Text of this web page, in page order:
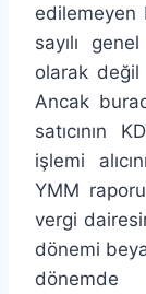
edilemeyen
sayılı
olarak
Ancak
satıcının
işlemi
YMM
vergi
dönemi
dönemde